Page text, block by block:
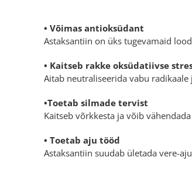
• Võimas antioksüdant
Astaksantiin on üks tugevamaid
• Kaitseb rakke oksüdatiivse
Aitab neutraliseerida vabu
•Toetab silmade tervist
Kaitseb võrkkesta ja võib
• Toetab aju tööd
Astaksantiin suudab ületada vere-